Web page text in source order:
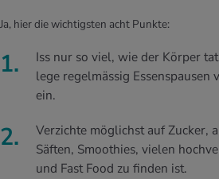
Ja, hier die wichtigsten acht Punkte:
Iss nur so viel, wie der Körper
lege regelmässig
ein.
Verzichte möglichst auf Zucker,
Säften, Smoothies, vielen
und Fast Food zu finden ist.